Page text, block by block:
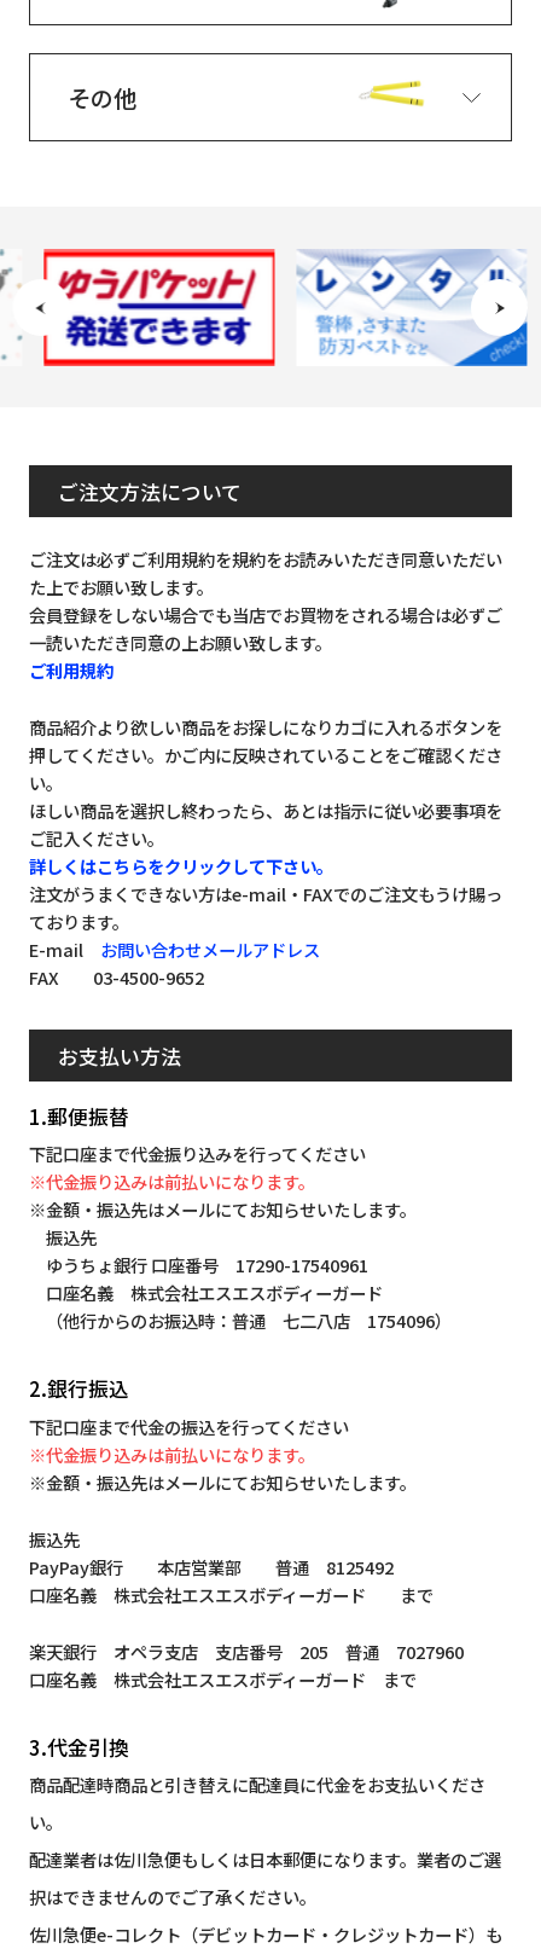
その他
ご注文方法について
ご注文は必ずご利用規約を規約をお読みいただき同意いただい
た上でお願い致します。
会員登録をしない場合でも当店でお買物をされる場合は必ずご
一読いただき同意の上お願い致します。
ご利用規約
商品紹介より欲しい商品をお探しになりカゴに入れるボタンを
押してください。かご内に反映されていることをご確認くださ
い。
ほしい商品を選択し終わったら、あとは指示に従い必要事項を
ご記入ください。
詳しくはこちらをクリックして下さい。
注文がうまくできない方はe-mail・FAXでのご注文もうけ賜っ
ております。
E-mail お問い合わせメールアドレス
FAX 03-4500-9652
お支払い方法
1.郵便振替
下記口座まで代金振り込みを行ってください
※代金振り込みは前払いになります。
※金額・振込先はメールにてお知らせいたします。
振込先
ゆうちょ銀行 口座番号 17290-17540961
口座名義 株式会社エスエスボディーガード
（他行からのお振込時：普通 七二八店 1754096）
2.銀行振込
下記口座まで代金の振込を行ってください
※代金振り込みは前払いになります。
※金額・振込先はメールにてお知らせいたします。
振込先
PayPay銀行 本店営業部 普通 8125492
口座名義 株式会社エスエスボディーガード まで
楽天銀行 オペラ支店 支店番号 205 普通 7027960
口座名義 株式会社エスエスボディーガード まで
3.代金引換
商品配達時商品と引き替えに配達員に代金をお支払いくださ
い。
配達業者は佐川急便もしくは日本郵便になります。業者のご選
択はできませんのでご了承ください。
佐川急便e-コレクト（デビットカード・クレジットカード）も